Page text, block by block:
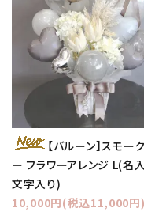
【バルーン】スモー
ー フラワーアレンジ L(名入
文字入り)
10,000円(税込11,000円)